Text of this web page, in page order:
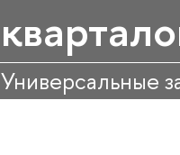
Универсальные